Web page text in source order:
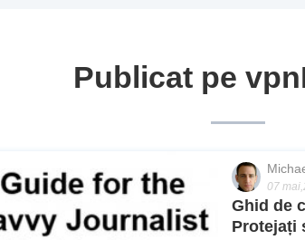
Publicat pe
07
Ghid de
Protejați